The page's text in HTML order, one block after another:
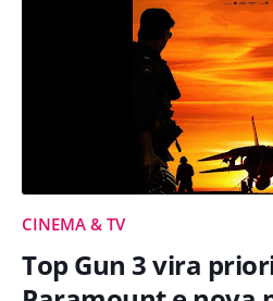
CINEMA & TV
Top Gun 3 vira